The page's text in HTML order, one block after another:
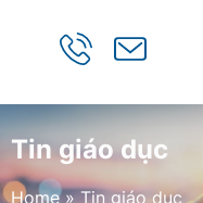
Tin giáo dục
Home»Tin giáo dục